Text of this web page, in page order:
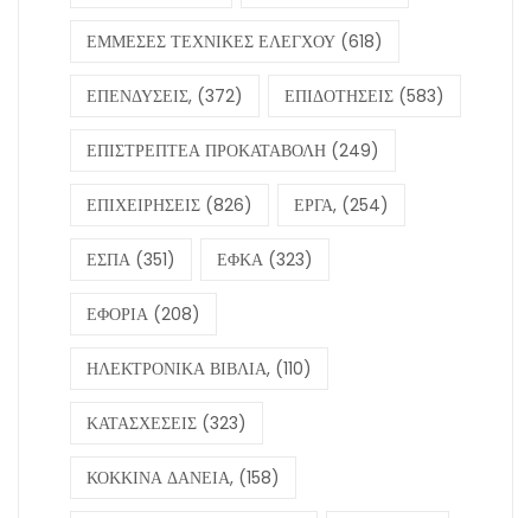
ΕΜΜΕΣΕΣ ΤΕΧΝΙΚΕΣ ΕΛΕΓΧΟΥ (618)
ΕΠΕΝΔΥΣΕΙΣ, (372) ΕΠΙΔΟΤΗΣΕΙΣ (583)
ΕΠΙΣΤΡΕΠΤΕΑ ΠΡΟΚΑΤΑΒΟΛΗ (249)
ΕΠΙΧΕΙΡΗΣΕΙΣ (826) ΕΡΓΑ, (254)
ΕΣΠΑ (351) ΕΦΚΑ (323)
ΕΦΟΡΙΑ (208)
ΗΛΕΚΤΡΟΝΙΚΑ ΒΙΒΛΙΑ, (110)
ΚΑΤΑΣΧΕΣΕΙΣ (323)
ΚΟΚΚΙΝΑ ΔΑΝΕΙΑ, (158)